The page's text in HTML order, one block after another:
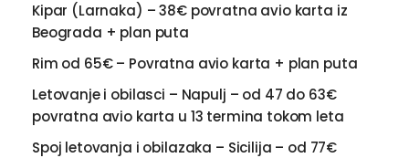
Kipar (Larnaka) – 38€ povratna avio karta iz
Beograda + plan puta
Rim od 65€ – Povratna avio karta + plan puta
Letovanje i obilasci – Napulj – od 47 do 63€
povratna avio karta u 13 termina tokom leta
Spoj letovanja i obilazaka – Sicilija – od 77€